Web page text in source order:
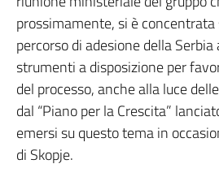
prossimamente, si è concentrata
percorso di adesione della Serbia
strumenti a disposizione per
del processo, anche alla luce
dal “Piano per la Crescita”
emersi su questo tema in
di Skopje.